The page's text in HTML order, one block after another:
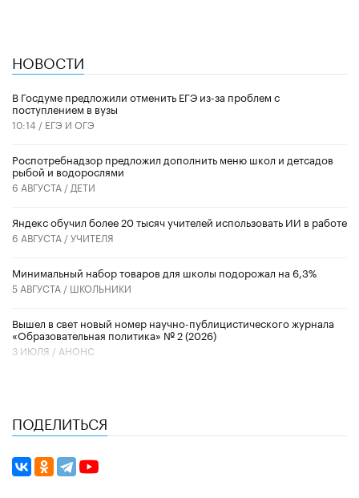
НОВОСТИ
В Госдуме предложили отменить ЕГЭ из-за проблем с
поступлением в вузы
10:14 / ЕГЭ И ОГЭ
Роспотребнадзор предложил дополнить меню школ и детсадов
рыбой и водорослями
6 АВГУСТА / ДЕТИ
​Яндекс обучил более 20 тысяч учителей использовать ИИ в работе
6 АВГУСТА /УЧИТЕЛЯ
Минимальный набор товаров для школы подорожал на 6,3%
5 АВГУСТА / ШКОЛЬНИКИ
Вышел в свет новый номер научно-публицистического журнала
«Образовательная политика» № 2 (2026)
3 ИЮЛЯ / АНОНС
ПОДЕЛИТЬСЯ